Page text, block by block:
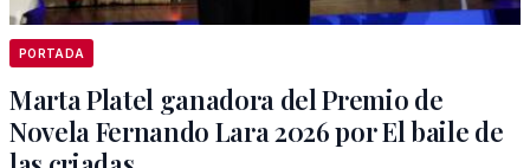
PORTADA
Marta Platel ganadora del Premio de
Novela Fernando Lara 2026 por El baile de